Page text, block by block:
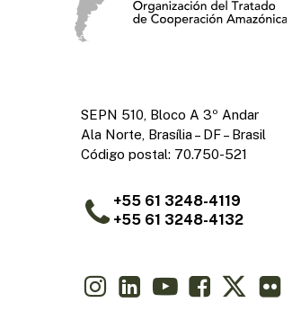
SEPN 510, Bloco A 3º Andar
Ala Norte, Brasília – DF – Brasil
Código postal: 70.750-521
+55 61 3248-4119
+55 61 3248-4132